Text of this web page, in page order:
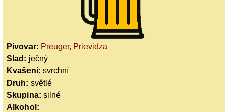
Pivovar: Preuger, Prievidza
Slad: ječný
Kvašení: svrchní
Druh: světlé
Skupina: silné
Alkohol: